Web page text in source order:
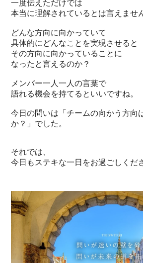
一度伝えただけでは
本当に理解されているとは言えませ
どんな方向に向かっていて
具体的にどんなことを実現させると
その方向に向かっていることに
なったと言えるのか？
メンバー一人一人の言葉で
語れる機会を持てるといいですね。
今日の問いは「チームの向かう方向
か？」でした。
それでは、
今日もステキな一日をお過ごしくだ